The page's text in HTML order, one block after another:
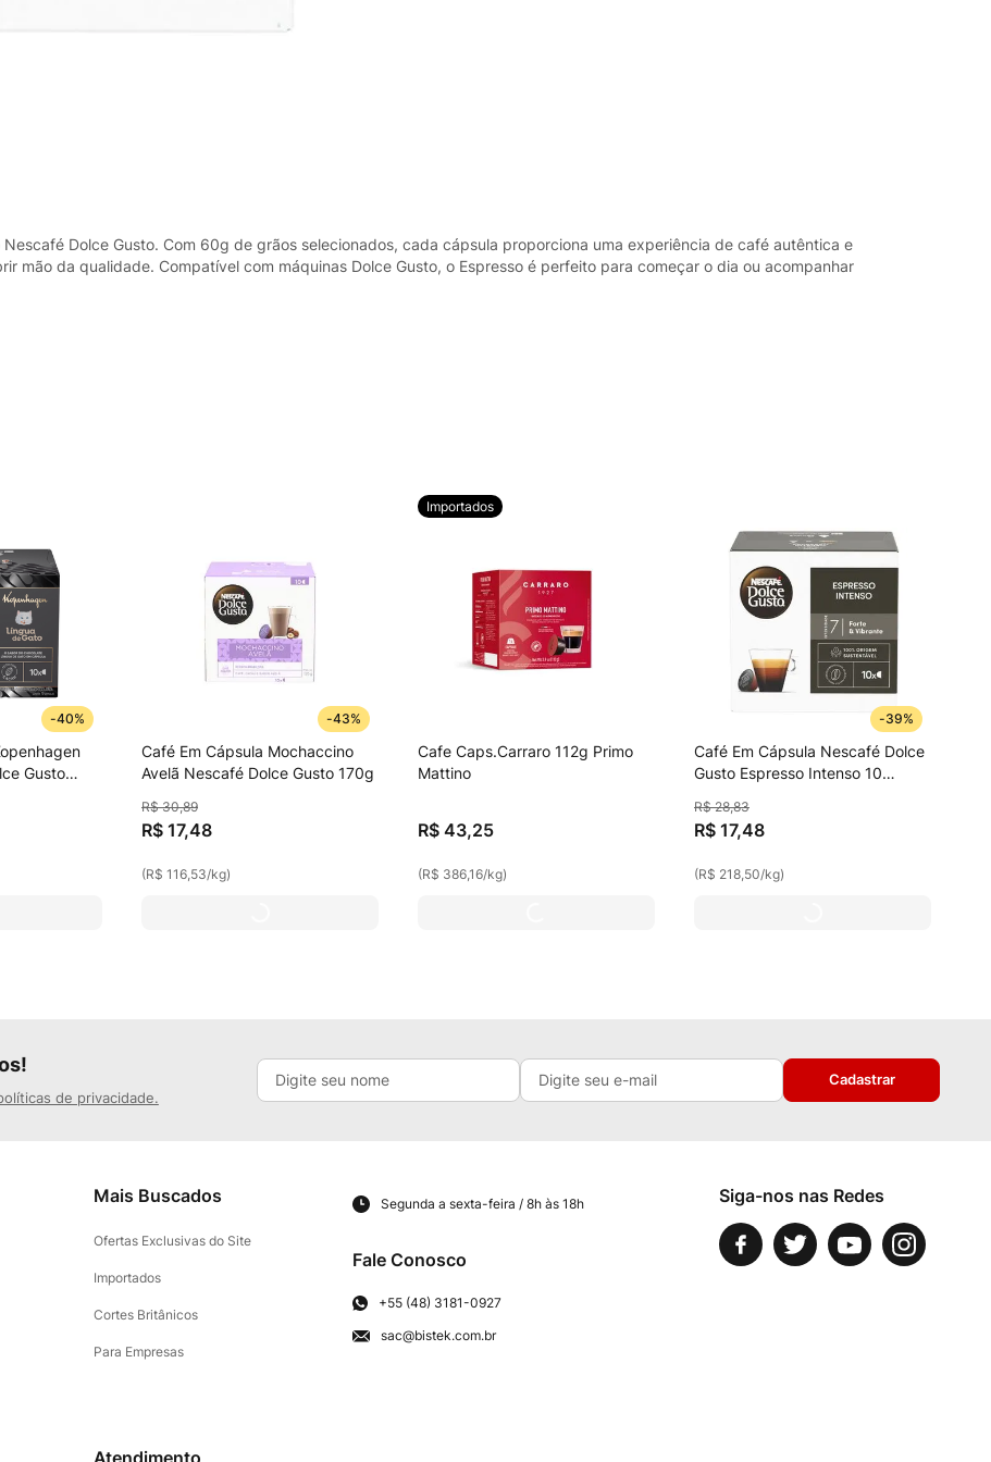
Dolce Gusto. Com 60g de grãos selecionados, cada cápsula proporciona uma experiência de café autêntica e
mão da qualidade. Compatível com máquinas Dolce Gusto, o Espresso é perfeito para começar o dia ou acompanhar
-40%
Gusto
-43%
Café Em Cápsula Mochaccino
Avelã Nescafé Dolce Gusto 170g
R$ 30,89
R$ 17,48
(R$ 116,53/kg)
Importados
Cafe Caps.Carraro 112g Primo
Mattino
R$ 43,25
(R$ 386,16/kg)
-39%
Café Em Cápsula Nescafé Dolce
Gusto Espresso Intenso 10
R$ 28,83
R$ 17,48
(R$ 218,50/kg)
de privacidade.
Cadastrar
Mais Buscados
Ofertas Exclusivas do Site
Importados
Cortes Britânicos
Para Empresas
Atendimento
Segunda a sexta-feira / 8h às 18h
Fale Conosco
+55 (48) 3181-0927
sac@bistek.com.br
Siga-nos nas Redes